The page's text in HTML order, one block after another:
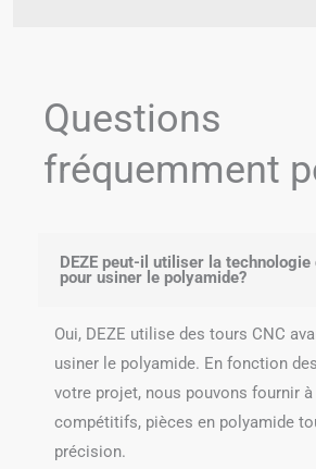
Questions
fréquemment
DEZE peut-il utiliser la technologie
pour usiner le polyamide?
Oui, DEZE utilise des tours CNC
usiner le polyamide. En fonction
votre projet, nous pouvons fournir
compétitifs, pièces en polyamide
précision.